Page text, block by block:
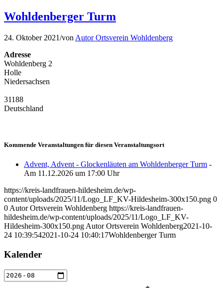
Wohldenberger Turm
24. Oktober 2021/von Autor Ortsverein Wohldenberg
Adresse
Wohldenberg 2
Holle
Niedersachsen
31188
Deutschland
Kommende Veranstaltungen für diesen Veranstaltungsort
Advent, Advent - Glockenläuten am Wohldenberger Turm -
Am 11.12.2026 um 17:00 Uhr
https://kreis-landfrauen-hildesheim.de/wp-
content/uploads/2025/11/Logo_LF_KV-Hildesheim-300x150.png 0
0 Autor Ortsverein Wohldenberg https://kreis-landfrauen-
hildesheim.de/wp-content/uploads/2025/11/Logo_LF_KV-
Hildesheim-300x150.png Autor Ortsverein Wohldenberg2021-10-
24 10:39:542021-10-24 10:40:17Wohldenberger Turm
Kalender